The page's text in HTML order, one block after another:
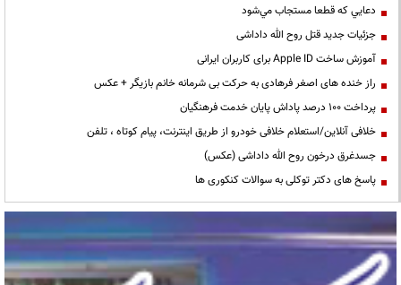
دعايي كه قطعا مستجاب مي‌شود
جزئیات جدید قتل روح الله داداشی
آموزش ساخت Apple ID برای کاربران ایرانی
راز خنده های اصغر فرهادی به حرکت بی شرمانه خانم بازیگر + عکس
پرداخت ۱۰۰ درصد پاداش پایان خدمت فرهنگیان
خلافی آنلاین/استعلام خلافی خودرو از طریق اینترنت، پیام کوتاه ، تلفن
جسدغرق درخون روح الله داداشی (عکس)
پاسخ های دکتر توکلی به سوالات کنکوری ها